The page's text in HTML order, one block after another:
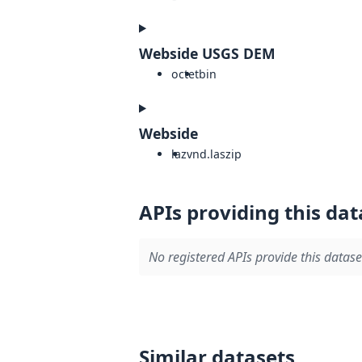
Webside USGS DEM
octetbin
Webside
lazvnd.laszip
APIs providing this
No registered APIs provide this
Similar datasets